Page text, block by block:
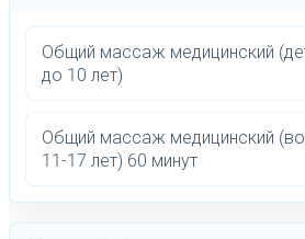
Общий массаж медицинский
до 10 лет)
Общий массаж медицинский
11-17 лет) 60 минут